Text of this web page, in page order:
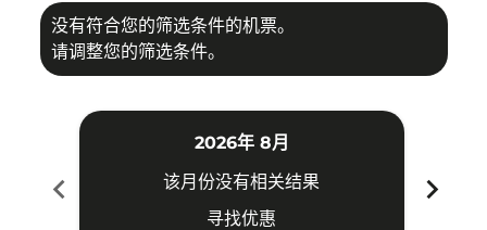
没有符合您的筛选条件的机票。
请调整您的筛选条件。
chevron_left
2026年 8月
该月份没有相关结果
寻找优惠
chevron_right